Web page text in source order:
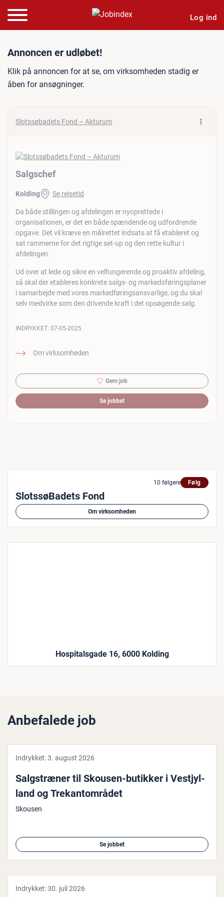
Log ind
Jobannonce: Salgschef
Annoncen er udløbet!
Klik på annoncen for at se, om virksomheden stadig er
åben for ansøgninger.
Slotssøbadets Fond – Akturum
Salgschef
Kolding Se rejsetid
Da både stillingen og afdelingen er nyoprettede i
organisationen, er det en både spændende og udfordrende
opgave. Det vil kræve en målrettet indsats at få etableret og
sat rammerne for det rigtige set-up og den rette kultur i
afdelingen.
Ud over at lede og sikre en velfungerende og proaktiv afdeling,
så skal der etableres konkrete salgs- og markedsføringsplaner
i samarbejde med vores markedføringsansvarlige, og du skal
selv medvirke som den drivende kraft i det opsøgende salg.
Om virksomheden
INDRYKKET: 07-05-2025
Gem job
Se jobbet
10 følgere Følg
SlotssøBadets Fond
Om virksomheden
Hospitalsgade 16, 6000 Kolding
Anbefalede job
Indrykket:3. august 2026
Salgstræ­ner til Skousen-butikker i Ve­stjyl­
land og Tre­kan­t­om­rå­det
Skousen
Se jobbet
Indrykket:30. juli 2026